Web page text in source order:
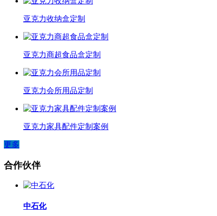
亚克力收纳盒定制
亚克力商超食品盒定制
亚克力会所用品定制
亚克力家具配件定制案例
更多
合作伙伴
中石化